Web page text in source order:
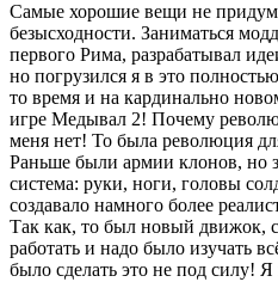
Самые хорошие вещи не
безысходности. Заниматься
первого Рима, разрабатывал
но погрузился я в это
то время и на кардинально
игре Медывал 2! Почему
меня нет! То была революция
Раньше были армии клонов, но
система: руки, ноги, головы
создавало намного более
Так как, то был новый движок,
работать и надо было изучать
было сделать это не под силу!